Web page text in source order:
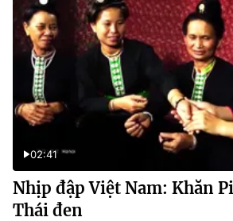
02:41
Nhịp đập Việt Nam: Khăn
Thái đen